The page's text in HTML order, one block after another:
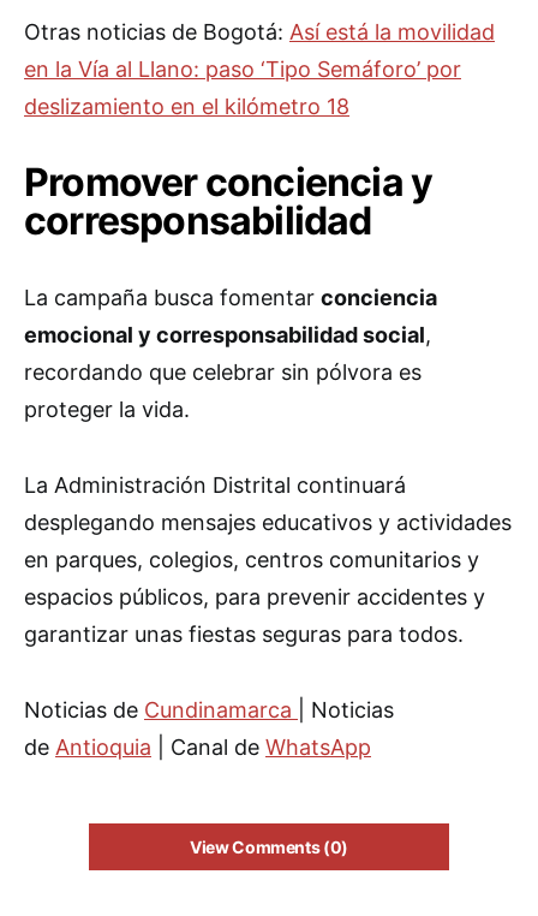
Otras noticias de Bogotá: Así está la movilidad
en la Vía al Llano: paso ‘Tipo Semáforo’ por
deslizamiento en el kilómetro 18
Promover conciencia y
corresponsabilidad
La campaña busca fomentar conciencia
emocional y corresponsabilidad social,
recordando que celebrar sin pólvora es
proteger la vida.
La Administración Distrital continuará
desplegando mensajes educativos y actividades
en parques, colegios, centros comunitarios y
espacios públicos, para prevenir accidentes y
garantizar unas fiestas seguras para todos.
Noticias de Cundinamarca
| Noticias
de Antioquia | Canal de WhatsApp
View Comments (0)